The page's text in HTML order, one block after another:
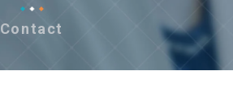
Contact